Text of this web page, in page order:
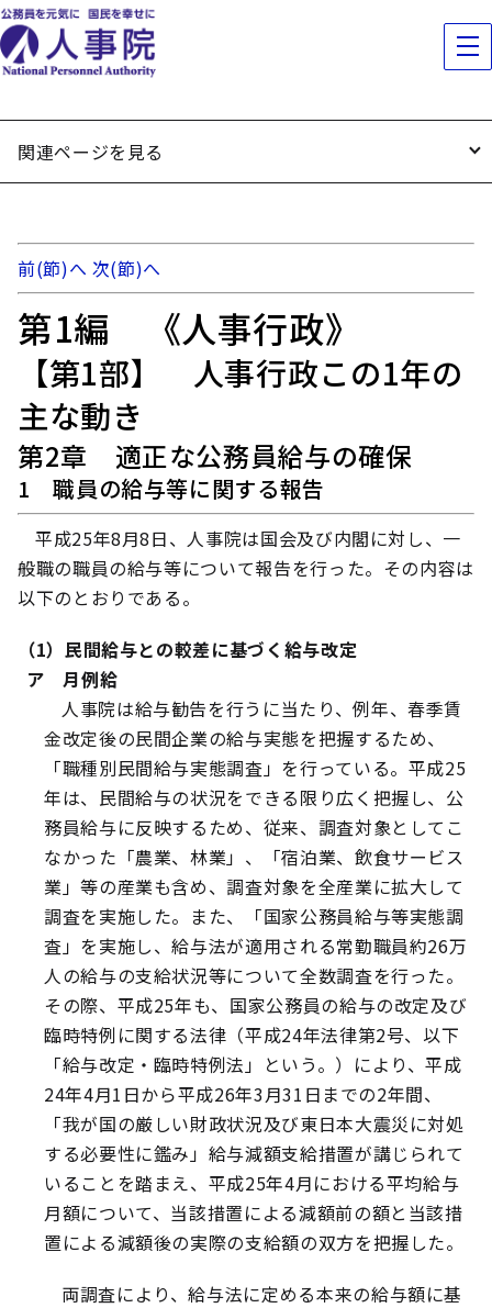
関連ページを見る
前(節)へ 次(節)へ
第1編 《人事行政》
【第1部】 人事行政この1年の
主な動き
第2章 適正な公務員給与の確保
1 職員の給与等に関する報告
平成25年8月8日、人事院は国会及び内閣に対し、一
般職の職員の給与等について報告を行った。その内容は
以下のとおりである。
（1）民間給与との較差に基づく給与改定
ア 月例給
人事院は給与勧告を行うに当たり、例年、春季賃
金改定後の民間企業の給与実態を把握するため、
「職種別民間給与実態調査」を行っている。平成25
年は、民間給与の状況をできる限り広く把握し、公
務員給与に反映するため、従来、調査対象としてこ
なかった「農業、林業」、「宿泊業、飲食サービス
業」等の産業も含め、調査対象を全産業に拡大して
調査を実施した。また、「国家公務員給与等実態調
査」を実施し、給与法が適用される常勤職員約26万
人の給与の支給状況等について全数調査を行った。
その際、平成25年も、国家公務員の給与の改定及び
臨時特例に関する法律（平成24年法律第2号、以下
「給与改定・臨時特例法」という。）により、平成
24年4月1日から平成26年3月31日までの2年間、
「我が国の厳しい財政状況及び東日本大震災に対処
する必要性に鑑み」給与減額支給措置が講じられて
いることを踏まえ、平成25年4月における平均給与
月額について、当該措置による減額前の額と当該措
置による減額後の実際の支給額の双方を把握した。
両調査により、給与法に定める本来の給与額に基